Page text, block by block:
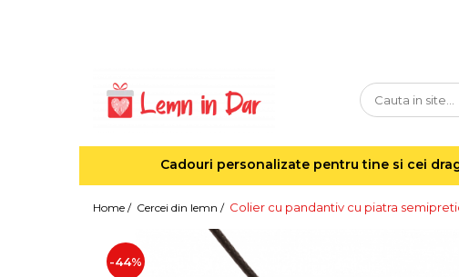
Agende din lemn
Decoratiuni cu lumina
Decoratiuni pentru cei dragi
Cadouri personalizate pentru tine si cei
Home / Cercei din lemn / Colier cu pandantiv cu piatra
-44%